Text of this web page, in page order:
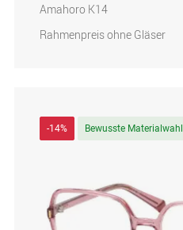
Amahoro K14
Rahmenpreis ohne Gläser
-14% Bewusste Materialwahl